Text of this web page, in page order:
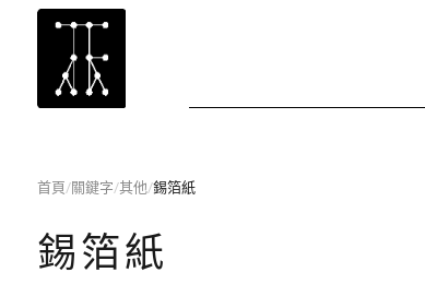
首頁/關鍵字/其他/錫箔紙
錫箔紙